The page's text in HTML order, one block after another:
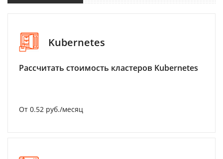
Kubernetes
Рассчитать стоимость кластеров Kubernetes
От 0.52 руб./месяц